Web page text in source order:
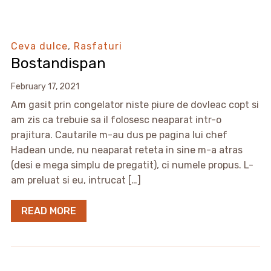
Ceva dulce, Rasfaturi
Bostandispan
February 17, 2021
Am gasit prin congelator niste piure de dovleac copt si
am zis ca trebuie sa il folosesc neaparat intr-o
prajitura. Cautarile m-au dus pe pagina lui chef
Hadean unde, nu neaparat reteta in sine m-a atras
(desi e mega simplu de pregatit), ci numele propus. L-
am preluat si eu, intrucat […]
READ MORE